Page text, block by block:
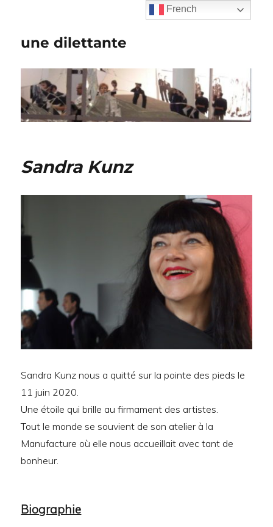
une dilettante
Sandra Kunz
Sandra Kunz nous a quitté sur la pointe des pieds le
11 juin 2020.
Une étoile qui brille au firmament des artistes.
Tout le monde se souvient de son atelier à la
Manufacture où elle nous accueillait avec tant de
bonheur.
Biographie
French